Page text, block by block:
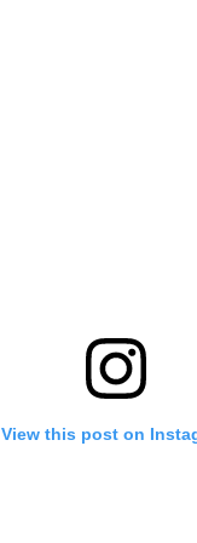
View this post on